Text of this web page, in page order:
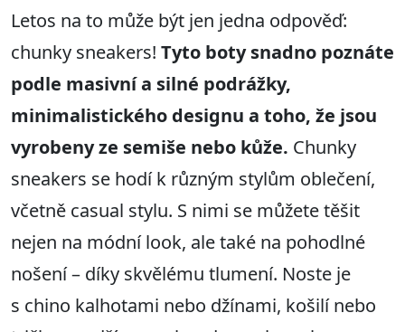
Letos na to může být jen jedna odpověď:
chunky sneakers! Tyto boty snadno poznáte
podle masivní a silné podrážky,
minimalistického designu a toho, že jsou
vyrobeny ze semiše nebo kůže. Chunky
sneakers se hodí k různým stylům oblečení,
včetně casual stylu. S nimi se můžete těšit
nejen na módní look, ale také na pohodlné
nošení – díky skvělému tlumení. Noste je
s chino kalhotami nebo džínami, košilí nebo